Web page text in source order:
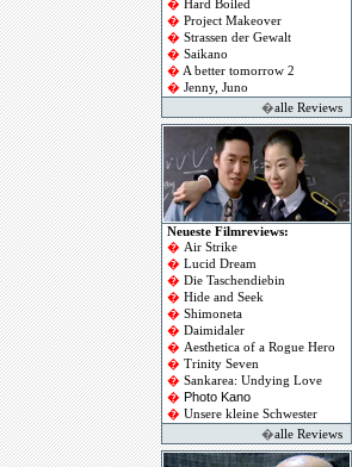
� Hard Boiled
� Project Makeover
� Strassen der Gewalt
� Saikano
� A better tomorrow 2
� Jenny, Juno
�alle Reviews
Neueste Filmreviews:
� Air Strike
� Lucid Dream
� Die Taschendiebin
� Hide and Seek
� Shimoneta
� Daimidaler
� Aesthetica of a Rogue Hero
� Trinity Seven
� Sankarea: Undying Love
� Photo Kano
� Unsere kleine Schwester
�alle Reviews